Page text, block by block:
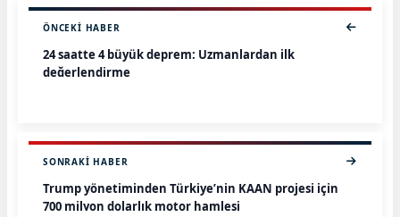
ÖNCEKI HABER
24 saatte 4 büyük deprem: Uzmanlardan ilk
değerlendirme
SONRAKI HABER
Trump yönetiminden Türkiye’nin KAAN projesi için
700 milyon dolarlık motor hamlesi